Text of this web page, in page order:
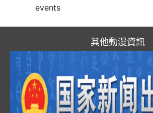
events
其他動漫資訊